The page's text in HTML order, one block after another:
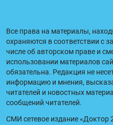
Все права на материалы,
охраняются в соответствии с
числе об авторском праве и
использовании материалов
обязательна. Редакция не
информацию и мнения,
читателей и новостных
сообщений читателей.
СМИ сетевое издание «Доктор